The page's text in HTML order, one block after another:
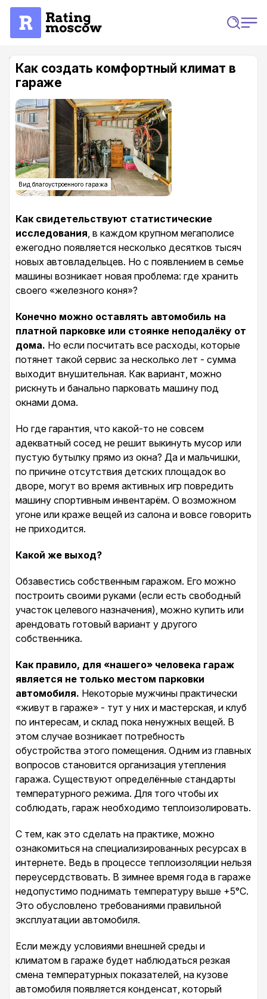
Главная
Как создать комфортный климат в
гараже
Вид благоустроенного гаража
Как свидетельствуют статистические
исследования, в каждом крупном мегаполисе
ежегодно появляется несколько десятков тысяч
новых автовладельцев. Но с появлением в семье
машины возникает новая проблема: где хранить
своего «железного коня»?
Конечно можно оставлять автомобиль на
платной парковке или стоянке неподалёку от
дома. Но если посчитать все расходы, которые
потянет такой сервис за несколько лет - сумма
выходит внушительная. Как вариант, можно
рискнуть и банально парковать машину под
окнами дома.
Но где гарантия, что какой-то не совсем
адекватный сосед не решит выкинуть мусор или
пустую бутылку прямо из окна? Да и мальчишки,
по причине отсутствия детских площадок во
дворе, могут во время активных игр повредить
машину спортивным инвентарём. О возможном
угоне или краже вещей из салона и вовсе говорить
не приходится.
Какой же выход?
Обзавестись собственным гаражом. Его можно
построить своими руками (если есть свободный
участок целевого назначения), можно купить или
арендовать готовый вариант у другого
собственника.
Как правило, для «нашего» человека гараж
является не только местом парковки
автомобиля. Некоторые мужчины практически
«живут в гараже» - тут у них и мастерская, и клуб
по интересам, и склад пока ненужных вещей. В
этом случае возникает потребность
обустройства этого помещения. Одним из главных
вопросов становится организация утепления
гаража. Существуют определённые стандарты
температурного режима. Для того чтобы их
соблюдать, гараж необходимо теплоизолировать.
С тем, как это сделать на практике, можно
ознакомиться на специализированных ресурсах в
интернете. Ведь в процессе теплоизоляции нельзя
переусердствовать. В зимнее время года в гараже
недопустимо поднимать температуру выше +5°С.
Это обусловлено требованиями правильной
эксплуатации автомобиля.
Если между условиями внешней среды и
климатом в гараже будет наблюдаться резкая
смена температурных показателей, на кузове
автомобиля появляется конденсат, который